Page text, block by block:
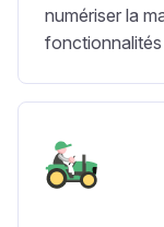
numériser la
dépenses.